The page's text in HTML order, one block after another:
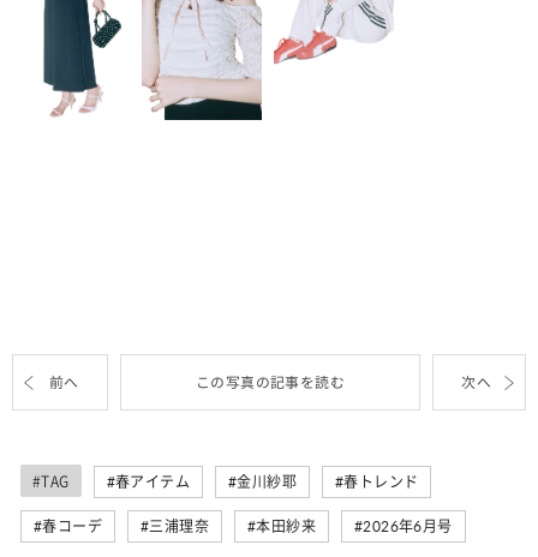
前へ この写真の記事を読む 次へ
#TAG 春アイテム 金川紗耶 春トレンド
春コーデ 三浦理奈 本田紗来 2026年6月号